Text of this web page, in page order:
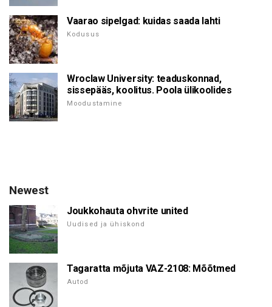
Vaarao sipelgad: kuidas saada lahti
Kodusus
Wroclaw University: teaduskonnad,
sissepääs, koolitus. Poola ülikoolides
Moodustamine
Newest
Joukkohauta ohvrite united
Uudised ja ühiskond
Tagaratta mõjuta VAZ-2108: Mõõtmed
Autod